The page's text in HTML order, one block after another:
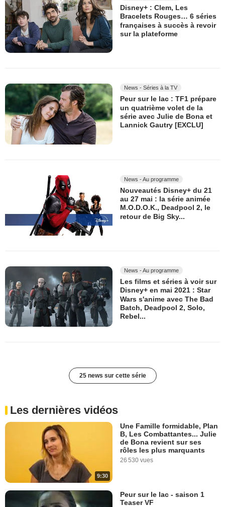
Disney+ : Clem, Les
Bracelets Rouges… 6 séries
françaises à succès à revoir
sur la plateforme
News - Séries à la TV
Peur sur le lac : TF1 prépare
un quatrième volet de la
série avec Julie de Bona et
Lannick Gautry [EXCLU]
News - Au programme
Nouveautés Disney+ du 21
au 27 mai : la série animée
M.O.D.O.K., Deadpool 2, le
retour de Big Sky...
News - Au programme
Les films et séries à voir sur
Disney+ en mai 2021 : Star
Wars s'anime avec The Bad
Batch, Deadpool 2, Solo,
Rebel...
25 news sur cette série
Les dernières vidéos
9:30
Une Famille formidable, Plan
B, Les Combattantes... Julie
de Bona revient sur ses
rôles les plus marquants
26 530 vues
Peur sur le lac - saison 1
Teaser VF